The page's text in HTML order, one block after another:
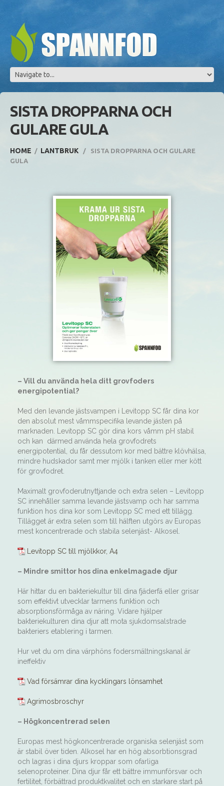
SISTA DROPPARNA OCH
GULARE GULA
HOME LANTBRUK
SISTA DROPPARNA OCH GULARE
GULA
– Vill du använda hela ditt grovfoders
energipotential?
Med den levande jästsvampen i Levitopp SC får dina kor
den absolut mest våmmspecifika levande jästen på
marknaden. Levitopp SC gör dina kors våmm pH stabil
och kan därmed använda hela grovfodrets
energipotential, du får dessutom kor med bättre klövhälsa,
mindre hudskador samt mer mjölk i tanken eller mer kött
för grovfodret.
Maximalt grovfoderutnyttjande och extra selen – Levitopp
SC innehåller samma levande jästsvamp och har samma
funktion hos dina kor som Levitopp SC med ett tillägg.
Tillägget är extra selen som till hälften utgörs av Europas
mest koncentrerade och stabila selenjäst- Alkosel.
Levitopp SC till mjölkkor, A4
– Mindre smittor hos dina enkelmagade djur
Här hittar du en bakteriekultur till dina fjäderfä eller grisar
som effektivt utvecklar tarmens funktion och
absorptionsförmåga av näring. Vidare hjälper
bakteriekulturen dina djur att mota sjukdomsalstrade
bakteriers etablering i tarmen.
Hur vet du om dina värphöns fodersmältningskanal är
ineffektiv
Vad försämrar dina kycklingars lönsamhet
Agrimosbroschyr
– Högkoncentrerad selen
Europas mest högkoncentrerade organiska selenjäst som
är stabil över tiden. Alkosel har en hög absorbtionsgrad
och lagras i dina djurs kroppar som ofarliga
selenoproteiner. Dina djur får ett bättre immunförsvar och
fertilitet, förbättrad produktkvalitet och en starkare start på